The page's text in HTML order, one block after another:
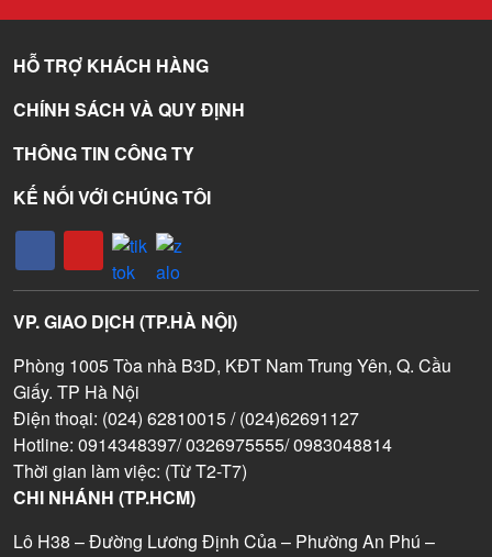
HỖ TRỢ KHÁCH HÀNG
CHÍNH SÁCH VÀ QUY ĐỊNH
THÔNG TIN CÔNG TY
KẾ NỐI VỚI CHÚNG TÔI
VP. GIAO DỊCH (TP.HÀ NỘI)
Phòng 1005 Tòa nhà B3D, KĐT Nam Trung Yên, Q. Cầu
Giấy. TP Hà Nội
Điện thoại: (024) 62810015 / (024)62691127
Hotline: 0914348397/ 0326975555/ 0983048814
Thời gian làm việc: (Từ T2-T7)
CHI NHÁNH (TP.HCM)
Lô H38 – Đường Lương Định Của – Phường An Phú –